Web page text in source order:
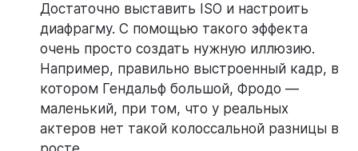
Достаточно выставить ISO и настроить
диафрагму. С помощью такого эффекта
очень просто создать нужную иллюзию.
Например, правильно выстроенный кадр, в
котором Гендальф большой, Фродо —
маленький, при том, что у реальных
актеров нет такой колоссальной разницы в